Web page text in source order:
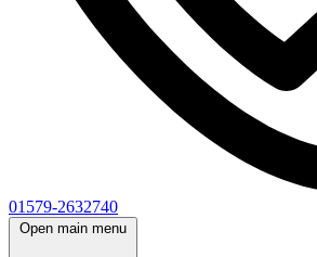
01579-2632740
Open main menu